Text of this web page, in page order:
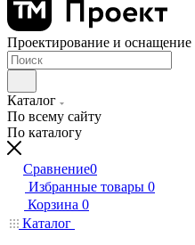
Проектирование и
Каталог
По всему сайту
По каталогу
Сравнение0
Избранные товары 0
Корзина 0
Каталог